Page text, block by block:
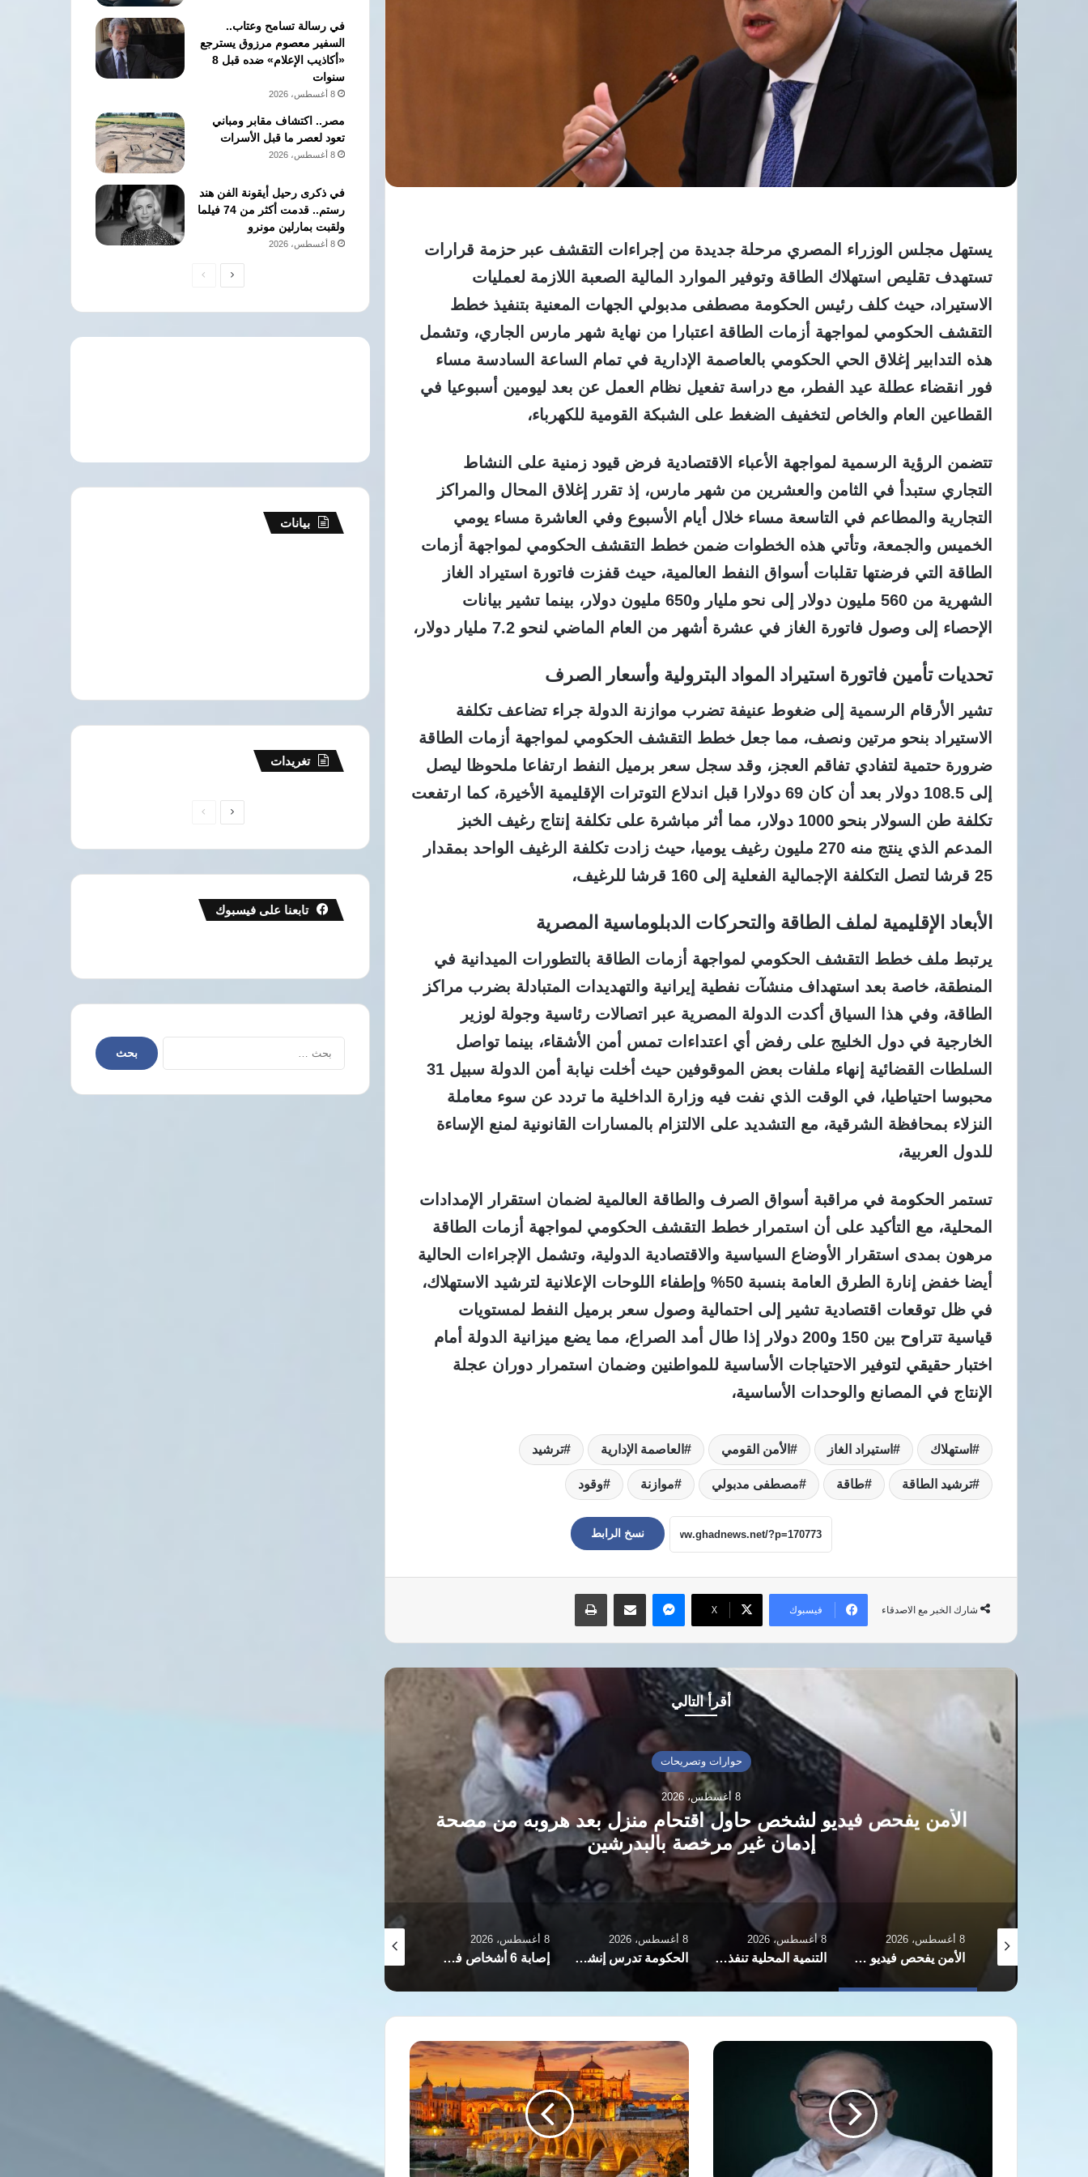
يستهل مجلس الوزراء المصري مرحلة جديدة من إجراءات التقشف عبر حزمة قرارات
تستهدف تقليص استهلاك الطاقة وتوفير الموارد المالية الصعبة اللازمة لعمليات
الاستيراد، حيث كلف رئيس الحكومة مصطفى مدبولي الجهات المعنية بتنفيذ خطط
التقشف الحكومي لمواجهة أزمات الطاقة اعتبارا من نهاية شهر مارس الجاري، وتشمل
هذه التدابير إغلاق الحي الحكومي بالعاصمة الإدارية في تمام الساعة السادسة مساء
فور انقضاء عطلة عيد الفطر، مع دراسة تفعيل نظام العمل عن بعد ليومين أسبوعيا في
القطاعين العام والخاص لتخفيف الضغط على الشبكة القومية للكهرباء،
تتضمن الرؤية الرسمية لمواجهة الأعباء الاقتصادية فرض قيود زمنية على النشاط
التجاري ستبدأ في الثامن والعشرين من شهر مارس، إذ تقرر إغلاق المحال والمراكز
التجارية والمطاعم في التاسعة مساء خلال أيام الأسبوع وفي العاشرة مساء يومي
الخميس والجمعة، وتأتي هذه الخطوات ضمن خطط التقشف الحكومي لمواجهة أزمات
الطاقة التي فرضتها تقلبات أسواق النفط العالمية، حيث قفزت فاتورة استيراد الغاز
الشهرية من 560 مليون دولار إلى نحو مليار و650 مليون دولار، بينما تشير بيانات
الإحصاء إلى وصول فاتورة الغاز في عشرة أشهر من العام الماضي لنحو 7.2 مليار دولار،
تحديات تأمين فاتورة استيراد المواد البترولية وأسعار الصرف
تشير الأرقام الرسمية إلى ضغوط عنيفة تضرب موازنة الدولة جراء تضاعف تكلفة
الاستيراد بنحو مرتين ونصف، مما جعل خطط التقشف الحكومي لمواجهة أزمات الطاقة
ضرورة حتمية لتفادي تفاقم العجز، وقد سجل سعر برميل النفط ارتفاعا ملحوظا ليصل
إلى 108.5 دولار بعد أن كان 69 دولارا قبل اندلاع التوترات الإقليمية الأخيرة، كما ارتفعت
تكلفة طن السولار بنحو 1000 دولار، مما أثر مباشرة على تكلفة إنتاج رغيف الخبز
المدعم الذي ينتج منه 270 مليون رغيف يوميا، حيث زادت تكلفة الرغيف الواحد بمقدار
25 قرشا لتصل التكلفة الإجمالية الفعلية إلى 160 قرشا للرغيف،
الأبعاد الإقليمية لملف الطاقة والتحركات الدبلوماسية المصرية
يرتبط ملف خطط التقشف الحكومي لمواجهة أزمات الطاقة بالتطورات الميدانية في
المنطقة، خاصة بعد استهداف منشآت نفطية إيرانية والتهديدات المتبادلة بضرب مراكز
الطاقة، وفي هذا السياق أكدت الدولة المصرية عبر اتصالات رئاسية وجولة لوزير
الخارجية في دول الخليج على رفض أي اعتداءات تمس أمن الأشقاء، بينما تواصل
السلطات القضائية إنهاء ملفات بعض الموقوفين حيث أخلت نيابة أمن الدولة سبيل 31
محبوسا احتياطيا، في الوقت الذي نفت فيه وزارة الداخلية ما تردد عن سوء معاملة
النزلاء بمحافظة الشرقية، مع التشديد على الالتزام بالمسارات القانونية لمنع الإساءة
للدول العربية،
تستمر الحكومة في مراقبة أسواق الصرف والطاقة العالمية لضمان استقرار الإمدادات
المحلية، مع التأكيد على أن استمرار خطط التقشف الحكومي لمواجهة أزمات الطاقة
مرهون بمدى استقرار الأوضاع السياسية والاقتصادية الدولية، وتشمل الإجراءات الحالية
أيضا خفض إنارة الطرق العامة بنسبة 50% وإطفاء اللوحات الإعلانية لترشيد الاستهلاك،
في ظل توقعات اقتصادية تشير إلى احتمالية وصول سعر برميل النفط لمستويات
قياسية تتراوح بين 150 و200 دولار إذا طال أمد الصراع، مما يضع ميزانية الدولة أمام
اختبار حقيقي لتوفير الاحتياجات الأساسية للمواطنين وضمان استمرار دوران عجلة
الإنتاج في المصانع والوحدات الأساسية،
استهلاك استيراد الغاز الأمن القومي العاصمة الإدارية ترشيد
ترشيد الطاقة طاقة مصطفى مدبولي موازنة وقود
نسخ الرابط
شارك الخبر مع الاصدقاء فيسبوك ‫X
ماسنجر مشاركة عبر البريد طباعة
أقرأ التالي
حوارات وتصريحات
8 أغسطس، 2026
الأمن يفحص فيديو لشخص حاول اقتحام منزل بعد هروبه من مصحة
إدمان غير مرخصة بالبدرشين
8 أغسطس، 2026
الأمن يفحص فيديو لشخص حاول اقتحام منزل بعد هروبه من مصحة إدمان غير مرخصة بالبدرشين
8 أغسطس، 2026
التنمية المحلية تنفذ 27 حملة تفتيشية في 11 محافظة وتحيل 81 حالة للنيابات والشؤون القانونية
8 أغسطس، 2026
الحكومة تدرس إنشاء وقف خيري لتمويل وتطوير التعليم قبل الجامعي
8 أغسطس، 2026
إصابة 6 أشخاص في انقلاب ميكروباص بمدينة السلام بالقاهرة
أسامة
جريمة
تحولات
كبرى
ومحطات
فاصلة
شكلت
وجه
العالم
في رسالة تسامح وعتاب..
السفير معصوم مرزوق يسترجع
«أكاذيب الإعلام» ضده قبل 8
سنوات
8 أغسطس، 2026
مصر.. اكتشاف مقابر ومباني
تعود لعصر ما قبل الأسرات
8 أغسطس، 2026
في ذكرى رحيل أيقونة الفن هند
رستم.. قدمت أكثر من 74 فيلما
ولقبت بمارلين مونرو
8 أغسطس، 2026
الصفحةالصفحة
بيانات
تغريدات
الصفحةالصفحة
تابعنا على فيسبوك
البحث
عن: